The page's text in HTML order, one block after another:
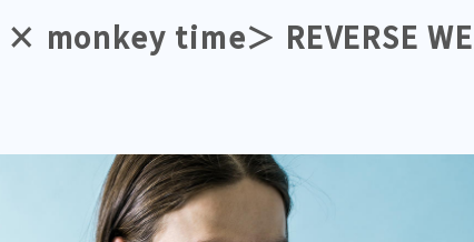
monkey time＞ REVERSE